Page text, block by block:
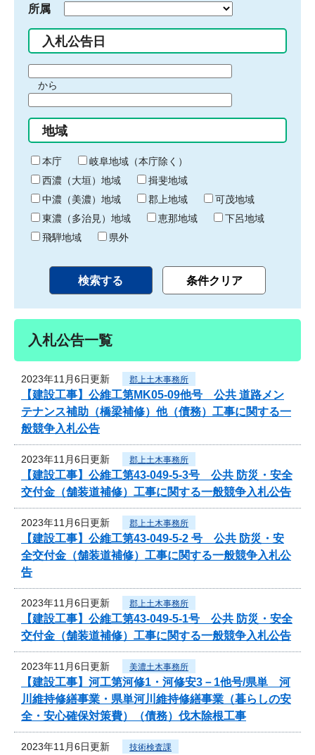
所属
入札公告日
間
始
り
から
間
終
わ
り
地域
本庁
岐阜地域（本庁除く）
西濃（大垣）地域
揖斐地域
中濃（美濃）地域
郡上地域
可茂地域
東濃（多治見）地域
恵那地域
下呂地域
飛騨地域
県外
入札公告一覧
2023年11月6日更新 郡上土木事務所
【建設工事】公維工第MK05-09他号 公共 道路メン
テナンス補助（橋梁補修）他（債務）工事に関する一
般競争入札公告
2023年11月6日更新 郡上土木事務所
【建設工事】公維工第43-049-5-3号 公共 防災・安全
交付金（舗装道補修）工事に関する一般競争入札公告
2023年11月6日更新 郡上土木事務所
【建設工事】公維工第43-049-5-2 号 公共 防災・安
全交付金（舗装道補修）工事に関する一般競争入札公
告
2023年11月6日更新 郡上土木事務所
【建設工事】公維工第43-049-5-1号 公共 防災・安全
交付金（舗装道補修）工事に関する一般競争入札公告
2023年11月6日更新 美濃土木事務所
【建設工事】河工第河修1・河修安3－1他号/県単 河
川維持修繕事業・県単河川維持修繕事業（暮らしの安
全・安心確保対策費）（債務）伐木除根工事
2023年11月6日更新 技術検査課